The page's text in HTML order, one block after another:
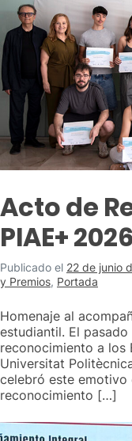
Acto de
PIAE+ 2026
Publicado el 22 de junio
y Premios, Portada
Homenaje al
estudiantil. El
reconocimiento a los
Universitat
celebró este emotivo
reconocimiento […]